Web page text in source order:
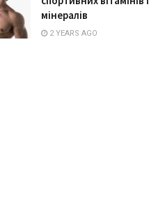
мінералів
2 YEARS AGO